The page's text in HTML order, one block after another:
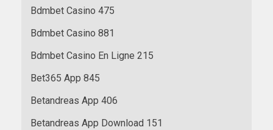
Bdmbet Casino 475
Bdmbet Casino 881
Bdmbet Casino En Ligne 215
Bet365 App 845
Betandreas App 406
Betandreas App Download 151